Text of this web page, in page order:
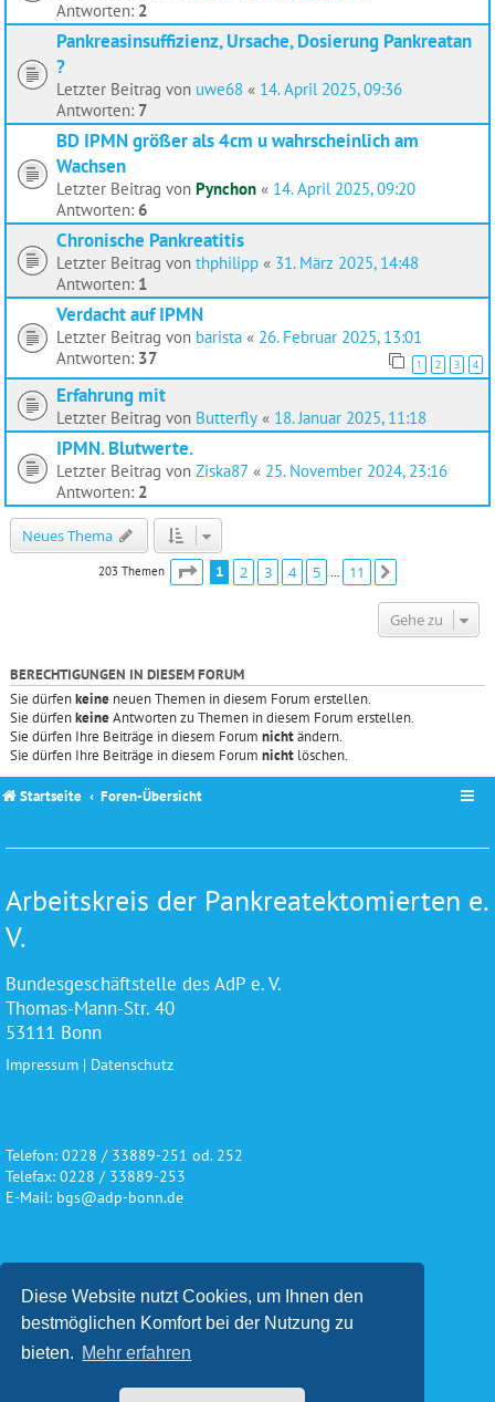
Diese Website nutzt Cookies, um Ihnen den
bestmöglichen Komfort bei der Nutzung zu
bieten. Mehr erfahren
Antworten: 2
Pankreasinsuffizienz, Ursache, Dosierung Pankreatan
?
Letzter Beitrag von uwe68 « 14. April 2025, 09:36
Antworten: 7
BD IPMN größer als 4cm u wahrscheinlich am
Wachsen
Letzter Beitrag von Pynchon « 14. April 2025, 09:20
Antworten: 6
Chronische Pankreatitis
Letzter Beitrag von thphilipp « 31. März 2025, 14:48
Antworten: 1
Verdacht auf IPMN
Letzter Beitrag von barista « 26. Februar 2025, 13:01
Antworten: 37 1 2 3 4
Erfahrung mit
Letzter Beitrag von Butterfly « 18. Januar 2025, 11:18
IPMN. Blutwerte.
Letzter Beitrag von Ziska87 « 25. November 2024, 23:16
Antworten: 2
Neues Thema
203 Themen Seite von
1 2 3 4 5 … 11
Gehe zu
BERECHTIGUNGEN IN DIESEM FORUM
Sie dürfenkeine neuen Themen in diesem Forum erstellen.
Sie dürfenkeineAntworten zu Themen in diesem Forum erstellen.
Sie dürfen Ihre Beiträge in diesem Forum nichtändern.
Sie dürfen Ihre Beiträge in diesem Forum nicht löschen.
Startseite Foren-Übersicht
Arbeitskreis der Pankreatektomierten e.
V.
Bundesgeschäftstelle des AdP e. V.
Thomas-Mann-Str. 40
53111 Bonn
Impressum | Datenschutz
Telefon: 0228 / 33889-251 od. 252
Telefax: 0228 / 33889-253
E-Mail: bgs@adp-bonn.de
Wir danken für die freundliche
Unterstützung und Förderung